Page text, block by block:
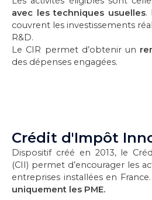
avec les techniques usuelles.
couvrent les investissements
R&D.
Le CIR permet d’obtenir un
des dépenses engagées.
Crédit d'Impôt
Dispositif créé en 2013, le
(CII) permet d’encourager les
entreprises installées en
uniquement les PME.